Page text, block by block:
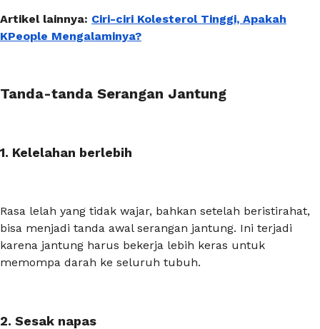
Artikel lainnya: Ciri-ciri Kolesterol Tinggi, Apakah
KPeople Mengalaminya?
Tanda-tanda Serangan Jantung
1. Kelelahan berlebih
Rasa lelah yang tidak wajar, bahkan setelah beristirahat,
bisa menjadi tanda awal serangan jantung. Ini terjadi
karena jantung harus bekerja lebih keras untuk
memompa darah ke seluruh tubuh.
2. Sesak napas